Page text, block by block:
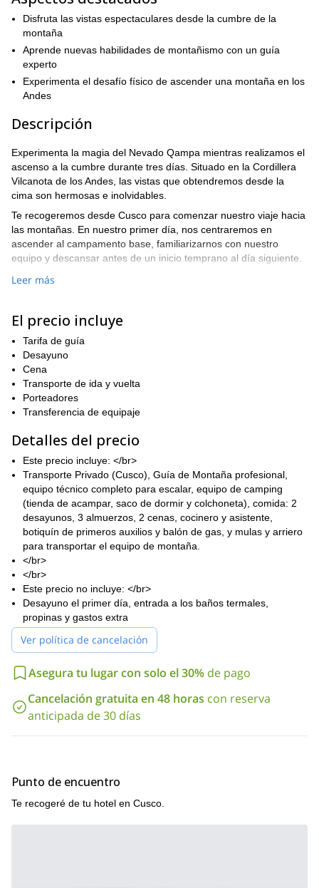
Disfruta las vistas espectaculares desde la cumbre de la
montaña
Aprende nuevas habilidades de montañismo con un guía
experto
Experimenta el desafío físico de ascender una montaña en los
Andes
Descripción
Experimenta la magia del Nevado Qampa mientras realizamos el
ascenso a la cumbre durante tres días. Situado en la Cordillera
Vilcanota de los Andes, las vistas que obtendremos desde la
cima son hermosas e inolvidables.
Te recogeremos desde Cusco para comenzar nuestro viaje hacia
las montañas. En nuestro primer día, nos centraremos en
ascender al campamento base, familiarizarnos con nuestro
equipo y descansar antes de un inicio temprano al día siguiente.
En el segundo día, enfrentaremos la cumbre. La escalada
necesario para esto, pero será físicamente exigente. Necesitarás
un buen nivel de forma física para este viaje.
Cuando alcancemos la cumbre, tomaremos un tiempo para
realmente absorber la magia de estar tan alto y disfrutar las
vistas. Incluso podremos ver el Salkantay, el pico más alto de la
cordillera Vilcabamba, desde la cumbre.
Esa noche disfrutaremos juntos de una cena en el campamento
Este es un viaje especial ya que estarás rodeado de montañas
majestuosas. También es una excelente manera de iniciarte en el
montañismo. ¡No esperes, solicita reservar hoy!
Si buscas una expedición más larga, asegúrate derevisar mi
expedición de 15 días en las montañas de la Cordillera Blanca.
Leer más
El precio incluye
Tarifa de guía
Desayuno
Cena
Transporte de ida y vuelta
Porteadores
Transferencia de equipaje
Detalles del precio
Este precio incluye: </br>
Transporte Privado (Cusco), Guía de Montaña profesional,
equipo técnico completo para escalar, equipo de camping
(tienda de acampar, saco de dormir y colchoneta), comida: 2
desayunos, 3 almuerzos, 2 cenas, cocinero y asistente,
botiquín de primeros auxilios y balón de gas, y mulas y arriero
para transportar el equipo de montaña.
</br>
</br>
Este precio no incluye: </br>
Desayuno el primer día, entrada a los baños termales,
propinas y gastos extra
Ver política de cancelación
Asegura tu lugar con solo el 30% de pago
Cancelación gratuita en 48 horas con reserva
anticipada de 30 días
Punto de encuentro
Te recogeré de tu hotel en Cusco.